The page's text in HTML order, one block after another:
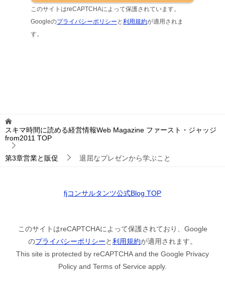
このサイトはreCAPTCHAによって保護されています。
Googleのプライバシーポリシー と利用規約が適用されま
す。
スキマ時間に読める経営情報Web Magazine ファースト・ジャッジ
from2011 TOP
第3章営業と販促 退屈なプレゼンから学ぶこと
fjコンサルタンツ公式Blog TOP
このサイトはreCAPTCHAによって保護されており、Google
のプライバシーポリシーと利用規約が適用されます。
This site is protected by reCAPTCHA and the Google Privacy
Policy and Terms of Service apply.